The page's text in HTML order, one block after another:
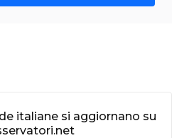
italiane si aggiornano su